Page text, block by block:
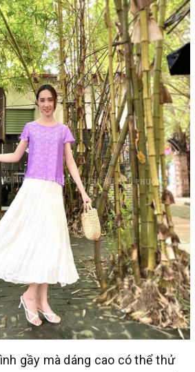
gầy mà dáng cao có thể thử